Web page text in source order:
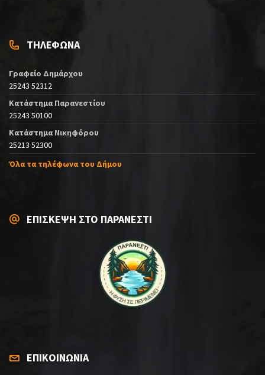
ΤΗΛΕΦΩΝΑ
Γραφείο Δημάρχου
25243 52312
Κατάστημα Παρανεστίου
25243 50100
Κατάστημα Νικηφόρου
25213 52300
Όλα τα τηλέφωνα του Δήμου
ΕΠΙΣΚΕΨΗ ΣΤΟ ΠΑΡΑΝΕΣΤΙ
ΕΠΙΚΟΙΝΩΝΙΑ